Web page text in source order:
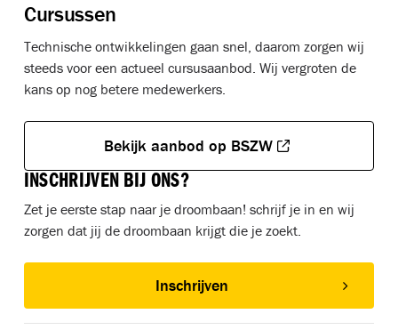
Cursussen
Technische ontwikkelingen gaan snel, daarom zorgen wij
steeds voor een actueel cursusaanbod. Wij vergroten de
kans op nog betere medewerkers.
Bekijk aanbod op BSZW
INSCHRIJVEN BIJ ONS?
Zet je eerste stap naar je droombaan! schrijf je in en wij
zorgen dat jij de droombaan krijgt die je zoekt.
Inschrijven